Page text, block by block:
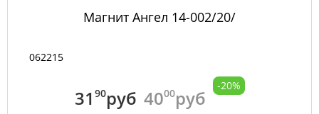
Магнит Ангел 14-002/20/
062215
31 90руб 4000руб
-20%